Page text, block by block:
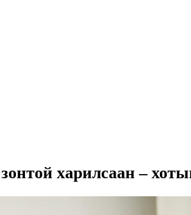
харилсаан –